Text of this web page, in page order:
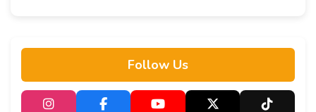
Follow Us